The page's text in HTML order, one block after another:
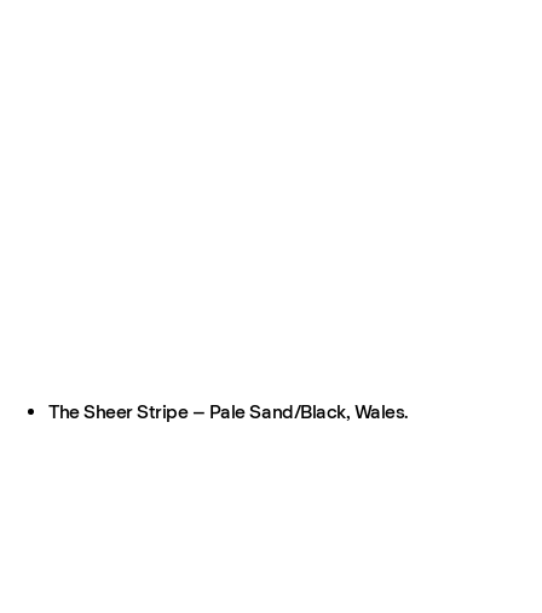
The Sheer Stripe – Pale Sand/Black, Wales.